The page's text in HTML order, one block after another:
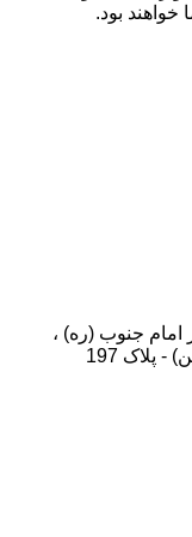
بود.
امام جنوب (ره) ،
پلاک 197